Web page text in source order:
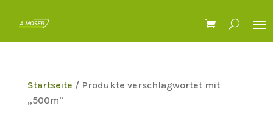
Startseite / Produkte verschlagwortet mit
„500m“